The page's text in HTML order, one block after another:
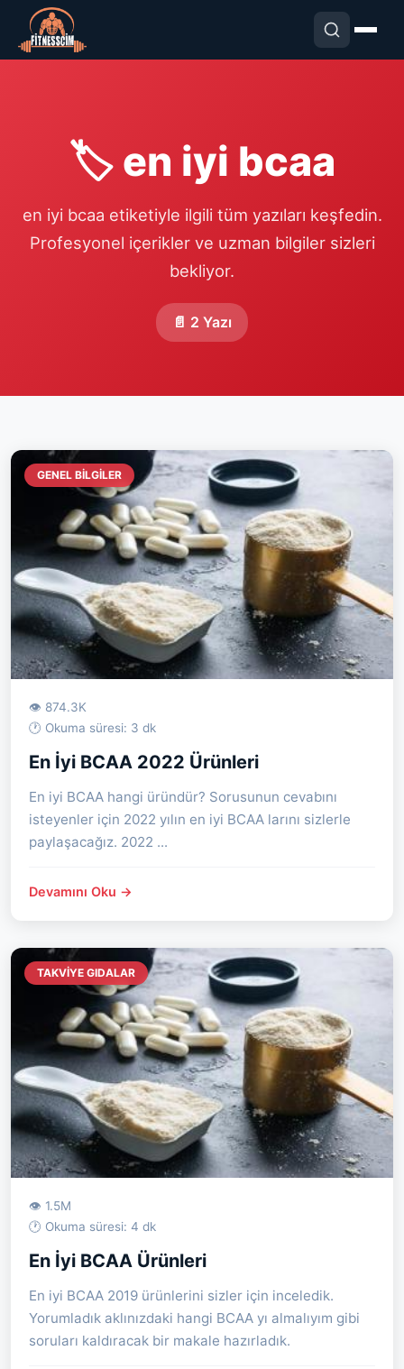
🏷️ en iyi bcaa
en iyi bcaa etiketiyle ilgili tüm yazıları keşfedin.
Profesyonel içerikler ve uzman bilgiler sizleri
bekliyor.
📄 2 Yazı
GENEL BILGILER
👁 874.3K
🕐 Okuma süresi: 3 dk
En İyi BCAA 2022 Ürünleri
En iyi BCAA hangi üründür? Sorusunun cevabını
isteyenler için 2022 yılın en iyi BCAA larını sizlerle
paylaşacağız. 2022 ...
Devamını Oku →
TAKVIYE GIDALAR
👁 1.5M
🕐 Okuma süresi: 4 dk
En İyi BCAA Ürünleri
En iyi BCAA 2019 ürünlerini sizler için inceledik.
Yorumladık aklınızdaki hangi BCAA yı almalıyım gibi
soruları kaldıracak bir makale hazırladık.